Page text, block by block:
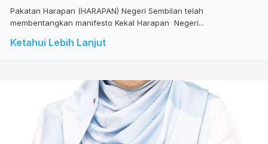
Pakatan Harapan (HARAPAN) Negeri Sembilan telah
membentangkan manifesto Kekal Harapan Negeri...
Ketahui Lebih Lanjut